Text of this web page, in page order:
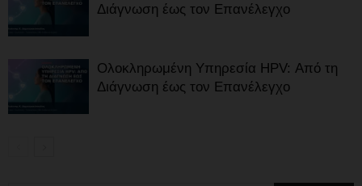
Διάγνωση έως τον Επανέλεγχο
Ολοκληρωμένη Υπηρεσία HPV: Από τη
Διάγνωση έως τον Επανέλεγχο